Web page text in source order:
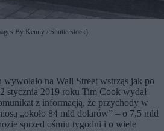
By Kenny / Shutterstock)
na Wall Street wstrząs jak po
stycznia 2019 roku Tim Cook wydał
z informacją, że przychody w
„około 84 mld dolarów” – o 7,5 mld
sprzed ośmiu tygodni i o wiele